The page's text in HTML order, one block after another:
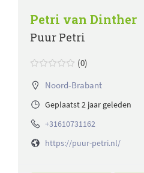
Petri van Dinther
Puur Petri
(0)
Noord-Brabant
Geplaatst 2 jaar geleden
+31610731162
https://puur-petri.nl/